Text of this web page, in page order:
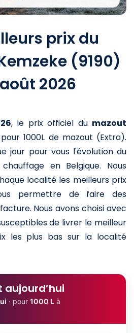
prix du
(9190)
2026
, le prix officiel du mazout
pour 1000L de mazout (Extra).
jour pour vous l'évolution du
en Belgique. Nous
localité les meilleurs prix
permettre de faire des
Nous avons choisi avec
de livrer le meilleur
les plus bas sur la localité
aujourd’hui
· pour 1000 L à